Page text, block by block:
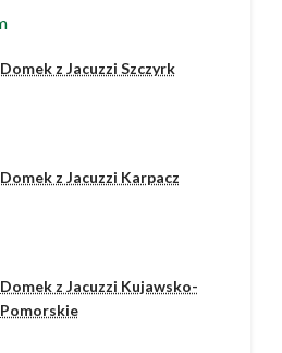
Domek z Jacuzzi Szczyrk
Domek z Jacuzzi Karpacz
Domek z Jacuzzi Kujawsko-
Pomorskie